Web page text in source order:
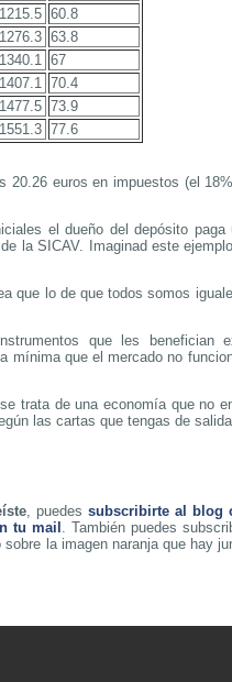
1215.5 60.8
1276.3 63.8
1340.1 67
1407.1 70.4
1477.5 73.9
1551.3 77.6
20.26 euros en impuestos (el
el dueño del depósito paga
la SICAV. Imaginad este
que lo de que todos somos
que les benefician
mínima que el mercado no
trata de una economía que no
las cartas que tengas de
, puedessubscribirte al blog
tu mail . También puedes
la imagen naranja que hay